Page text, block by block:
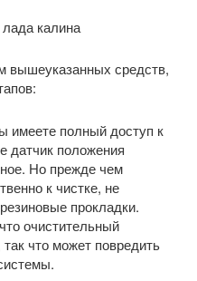
калина
вышеуказанных средств,
имеете полный доступ к
датчик положения
Но прежде чем
к чистке, не
прокладки.
очистительный
что может повредить